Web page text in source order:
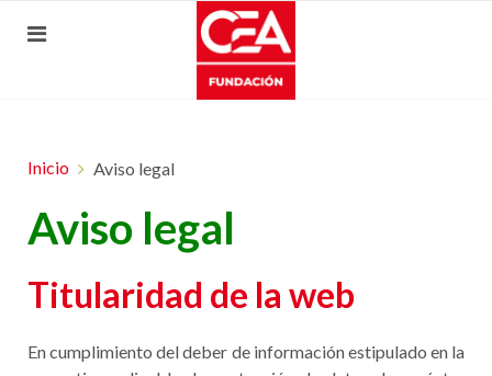
Inicio Aviso legal
Aviso legal
Titularidad de la web
En cumplimiento del deber de información estipulado en la